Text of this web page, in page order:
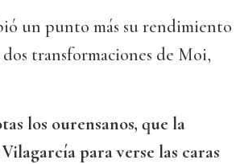
un punto más su rendimiento
dos transformaciones de Moi,
los ourensanos, que la
para verse las caras